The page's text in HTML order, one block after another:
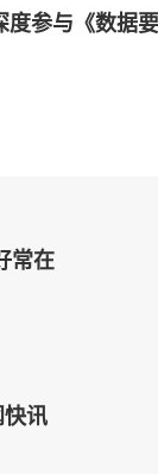
度参与《数据
常在
讯